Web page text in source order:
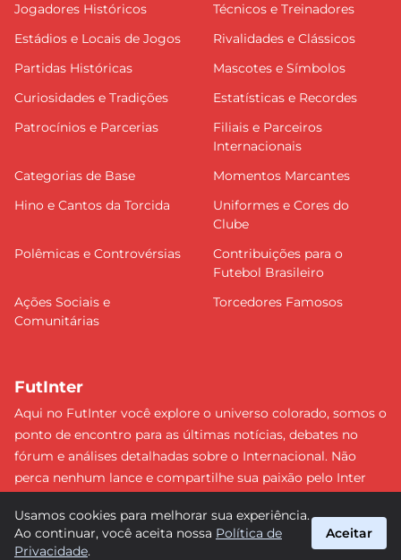
Jogadores Históricos
Técnicos e Treinadores
Estádios e Locais de Jogos
Rivalidades e Clássicos
Partidas Históricas
Mascotes e Símbolos
Curiosidades e Tradições
Estatísticas e Recordes
Patrocínios e Parcerias
Filiais e Parceiros
Internacionais
Categorias de Base
Momentos Marcantes
Hino e Cantos da Torcida
Uniformes e Cores do
Clube
Polêmicas e Controvérsias
Contribuições para o
Futebol Brasileiro
Ações Sociais e
Comunitárias
Torcedores Famosos
FutInter
Aqui no FutInter você explore o universo colorado, somos o
ponto de encontro para as últimas notícias, debates no
fórum e análises detalhadas sobre o Internacional. Não
perca nenhum lance e compartilhe sua paixão pelo Inter
parte dessa jornada emocionante rumo às vitórias!
#Internacional #FutInter
Usamos cookies para melhorar sua experiência.
Ao continuar, você aceita nossa Política de
Privacidade.
Aceitar